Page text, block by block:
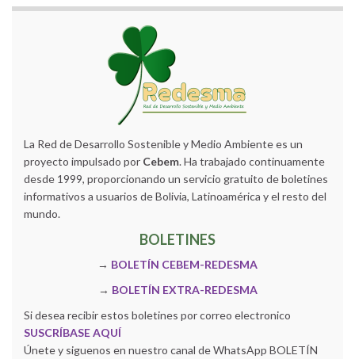
La Red de Desarrollo Sostenible y Medio Ambiente es un
proyecto impulsado por Cebem. Ha trabajado continuamente
desde 1999, proporcionando un servicio gratuito de boletines
informativos a usuarios de Bolivia, Latinoamérica y el resto del
mundo.
BOLETINES
→ BOLETÍN CEBEM-REDESMA
→ BOLETÍN EXTRA-REDESMA
Si desea recibir estos boletines por correo electronico
SUSCRÍBASE AQUÍ
Únete y siguenos en nuestro canal de WhatsApp BOLETÍN